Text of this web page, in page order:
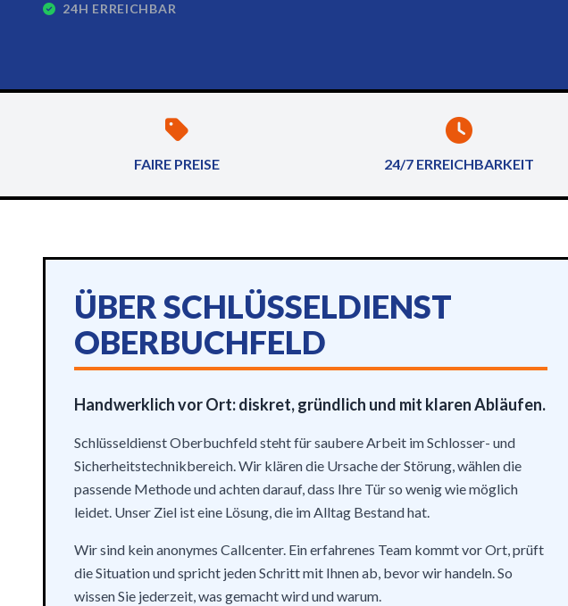
24H ERREICHBAR
FAIRE PREISE 24/7 ERREICHBARKEIT
ÜBER SCHLÜSSELDIENST
OBERBUCHFELD
Handwerklich vor Ort: diskret, gründlich und mit klaren Abläufen.
Schlüsseldienst Oberbuchfeld steht für saubere Arbeit im Schlosser- und
Sicherheitstechnikbereich. Wir klären die Ursache der Störung, wählen die
passende Methode und achten darauf, dass Ihre Tür so wenig wie möglich
leidet. Unser Ziel ist eine Lösung, die im Alltag Bestand hat.
Wir sind kein anonymes Callcenter. Ein erfahrenes Team kommt vor Ort, prüft
die Situation und spricht jeden Schritt mit Ihnen ab, bevor wir handeln. So
wissen Sie jederzeit, was gemacht wird und warum.